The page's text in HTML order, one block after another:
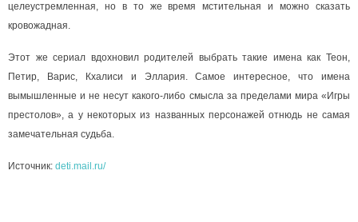
целеустремленная, но в то же время мстительная и можно сказать
кровожадная.
Этот же сериал вдохновил родителей выбрать такие имена как Теон,
Петир, Варис, Кхалиси и Эллария. Самое интересное, что имена
вымышленные и не несут какого-либо смысла за пределами мира «Игры
престолов», а у некоторых из названных персонажей отнюдь не самая
замечательная судьба.
Источник: deti.mail.ru/